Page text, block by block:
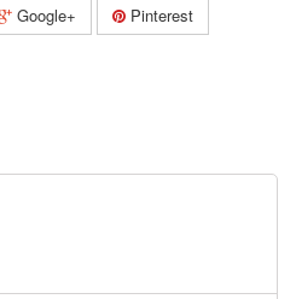
Google+ Pinterest